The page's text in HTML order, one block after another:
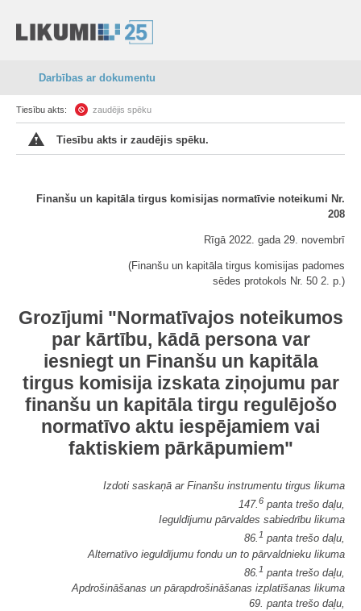
Darbības ar dokumentu
Tiesību akts: zaudējis spēku
Tiesību akts ir zaudējis spēku.
Finanšu un kapitāla tirgus komisijas normatīvie noteikumi Nr.
208
Rīgā 2022. gada 29. novembrī
(Finanšu un kapitāla tirgus komisijas padomes
sēdes protokols Nr. 50 2. p.)
Grozījumi "Normatīvajos noteikumos
par kārtību, kādā persona var
iesniegt un Finanšu un kapitāla
tirgus komisija izskata ziņojumu par
finanšu un kapitāla tirgu regulējošo
normatīvo aktu iespējamiem vai
faktiskiem pārkāpumiem"
Izdoti saskaņā ar Finanšu instrumentu tirgus likuma
147.6 panta trešo daļu,
Ieguldījumu pārvaldes sabiedrību likuma
86. 1 panta trešo daļu,
Alternatīvo ieguldījumu fondu un to pārvaldnieku likuma
86. 1 panta trešo daļu,
Apdrošināšanas un pārapdrošināšanas izplatīšanas likuma
69. panta trešo daļu,